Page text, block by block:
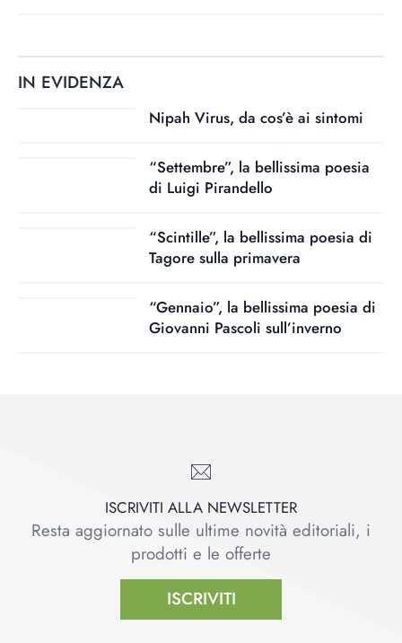
IN EVIDENZA
Nipah Virus, da cos’è ai sintomi
“Settembre”, la bellissima poesia
di Luigi Pirandello
“Scintille”, la bellissima poesia di
Tagore sulla primavera
“Gennaio”, la bellissima poesia di
Giovanni Pascoli sull’inverno
ISCRIVITI ALLA NEWSLETTER
Resta aggiornato sulle ultime novità editoriali, i
prodotti e le offerte
ISCRIVITI